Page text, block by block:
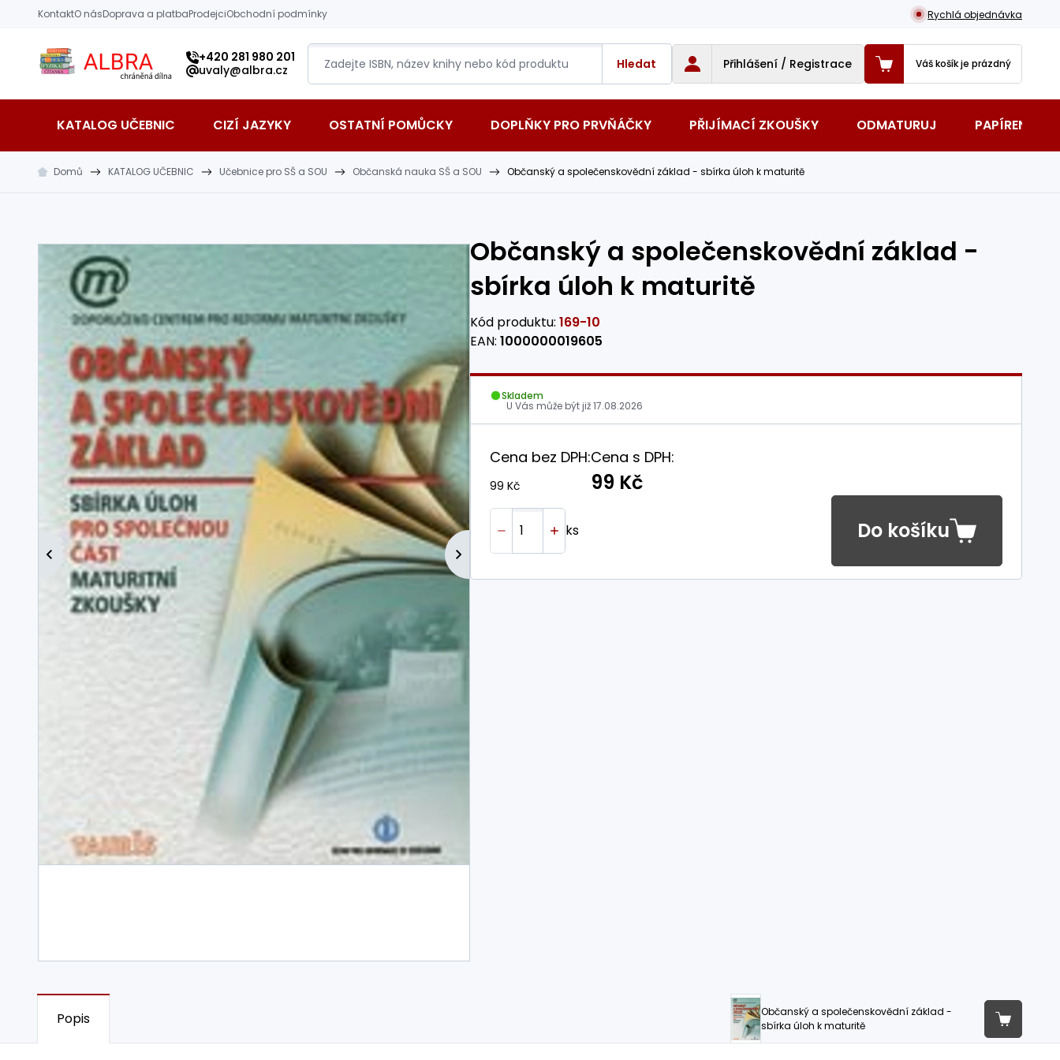
Přeskočit na hlavní obsah
KontaktO násDoprava a platbaProdejciObchodní podmínky Rychlá objednávka
Albra s.r.o.
+420 281 980 201
uvaly@albra.cz
Hledat Přihlášení / Registrace Váš košík je prázdný
KATALOG UČEBNIC CIZÍ JAZYKY OSTATNÍ POMŮCKY DOPLŇKY PRO PRVŇÁČKY PŘIJÍMACÍ ZKOUŠKY ODMATURUJ PAPÍRENSKÉ
Domů KATALOG UČEBNIC Učebnice pro SŠ a SOU Občanská nauka SŠ a SOU Občanský a společenskovědní základ - sbírka úloh k maturitě
Občanský a společenskovědní základ -
sbírka úloh k maturitě
Kód produktu: 169-10
EAN: 1000000019605
Skladem
U Vás může být již17.08.2026
Cena bez DPH:
99 Kč
Cena s DPH:
99 Kč
ks Do košíku
Popis
Občanský a společenskovědní základ -
sbírka úloh k maturitě